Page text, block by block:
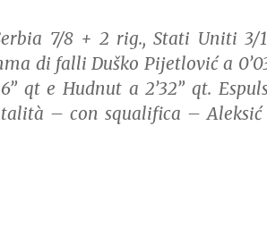
7/8 + 2 rig., Stati Uniti 3/
di falli Duško Pijetlović a
qt e Hudnut a 2’32” qt.
– con squalifica – Aleksić